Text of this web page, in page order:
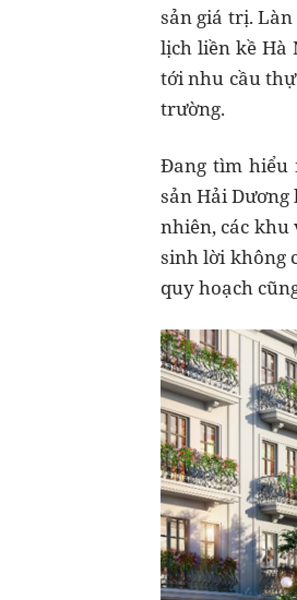
sản giá trị. Làn
lịch liền kề Hà
tới nhu cầu
trường.
Đang tìm hiểu
sản Hải
nhiên, các khu
sinh lời không
quy hoạch